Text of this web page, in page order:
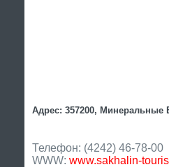
Адрес: 357200, Минеральные
Телефон: (4242) 46-78-00
WWW: www.sakhalin-